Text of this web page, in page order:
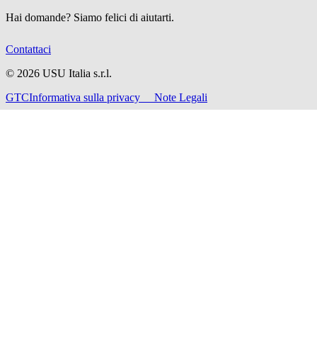
Hai domande? Siamo felici di aiutarti.
Contattaci
© 2026 USU Italia s.r.l.
GTCInformativa sulla privacy Note Legali